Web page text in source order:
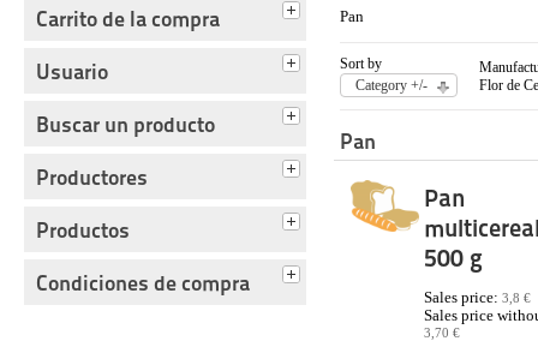
Carrito de la compra
Usuario
Buscar un producto
Productores
Productos
Condiciones de compra
Pan
Sort by
Category +/-
Flor de
Pan
Pan
500 g
Sales price: 3,8 €
Sales price
3,70 €